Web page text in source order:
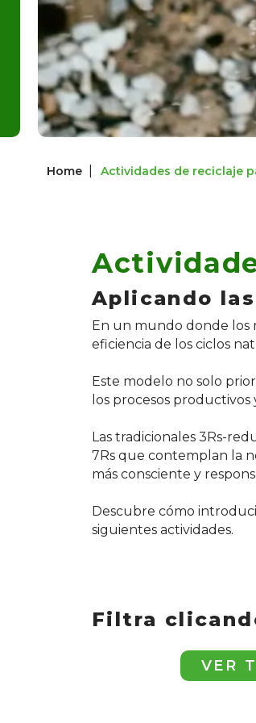
Home Actividades de reciclaje
Aplicando
En un mundo donde los
eficiencia de los ciclos
Este modelo no solo
los procesos
Las tradicionales 3Rs-
7Rs que contemplan la
más consciente y
Descubre cómo
siguientes actividades.
Filtra
VER